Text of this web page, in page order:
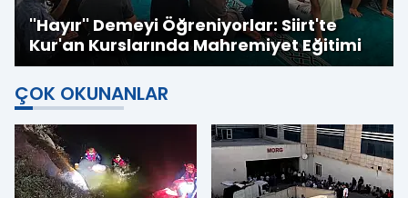
''Hayır'' Demeyi Öğreniyorlar: Siirt'te
Kur'an Kurslarında Mahremiyet Eğitimi
ÇOK OKUNANLAR